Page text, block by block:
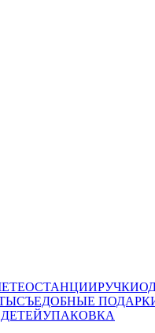
РУЧКИ
СЪЕДОБНЫЕ
УПАКОВКА